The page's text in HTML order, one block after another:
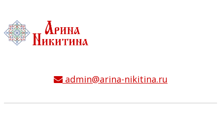
admin@arina-nikitina.ru